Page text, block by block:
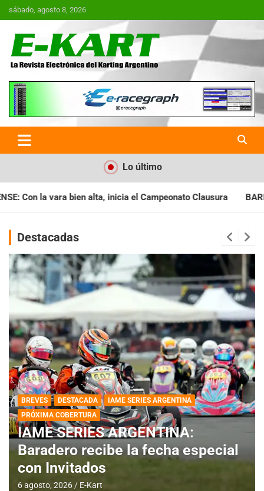
Saltar
al
sábado, agosto 8, 2026
E-Kart.com.ar | La Revista
Electrónica del Karting en
Argentina
Lo último
Campeonato Clausura BARILOCHENSE: Preparan una
Destacadas
BREVES DESTACADA
IAME SERIES ARGENTINA
PRÓXIMA COBERTURA
IAME SERIES ARGENTINA:
Baradero recibe la fecha especial
con Invitados
6 agosto, 2026 E-Kart